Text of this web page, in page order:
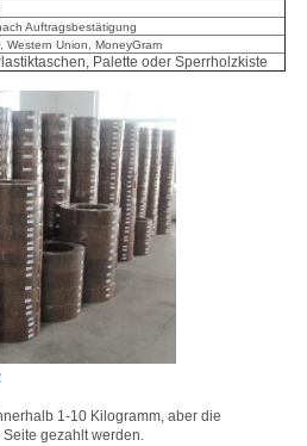
Auftragsbestätigung
Western Union, MoneyGram
Palette oder Sperrholzkiste
1-10 Kilogramm, aber die
gezahlt werden.